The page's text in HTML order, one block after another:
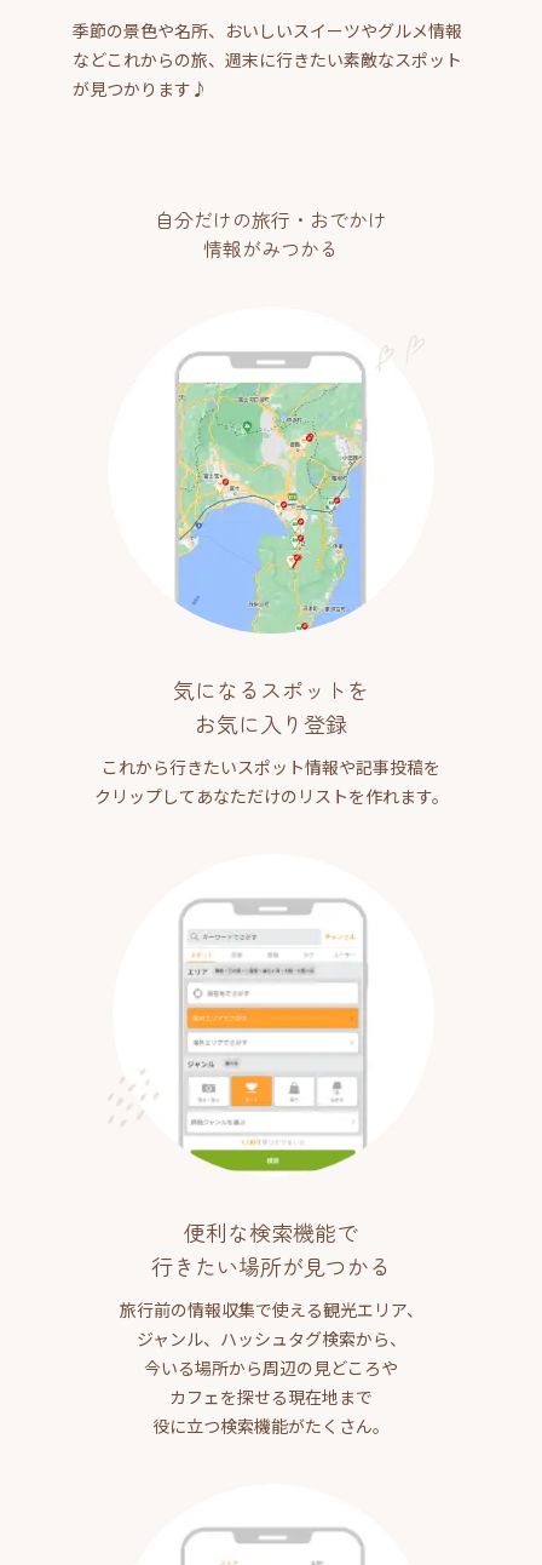
季節の景色や名所、おいしいスイーツやグルメ情報
などこれからの旅、週末に行きたい素敵なスポット
が見つかります♪
自分だけの旅行・おでかけ
情報がみつかる
気になるスポットを
お気に入り登録
これから行きたいスポット情報や記事投稿を
クリップしてあなただけのリストを作れます。
便利な検索機能で
行きたい場所が見つかる
旅行前の情報収集で使える観光エリア、
ジャンル、ハッシュタグ検索から、
今いる場所から周辺の見どころや
カフェを探せる現在地まで
役に立つ検索機能がたくさん。